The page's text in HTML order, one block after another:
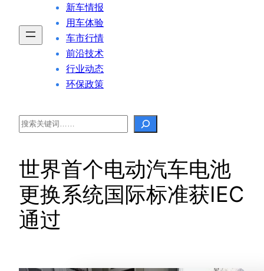
新车情报
用车体验
车市行情
前沿技术
行业动态
环保政策
Search
世界首个电动汽车电池
更换系统国际标准获IEC
通过